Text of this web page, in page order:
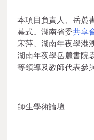
本項目負責人、岳麓
幕式。湖南省委共享
宋萍、湖南年夜學港
湖南年夜學岳麓書院
等領導及教師代表參與
師生學術論壇